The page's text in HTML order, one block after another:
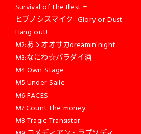
Survival of the Illest +
ヒプノシスマイク -Glory or Dust-
Hang out!
M2:あゝオオサカdreamin’night
M3:なにわ☆パラダイ酒
M4:Own Stage
M5:Under Saile
M6:FACES
M7:Count the money
M8:Tragic Transistor